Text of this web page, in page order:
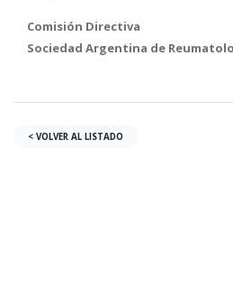
Comisión Directiva
Sociedad Argentina de
< VOLVER AL LISTADO